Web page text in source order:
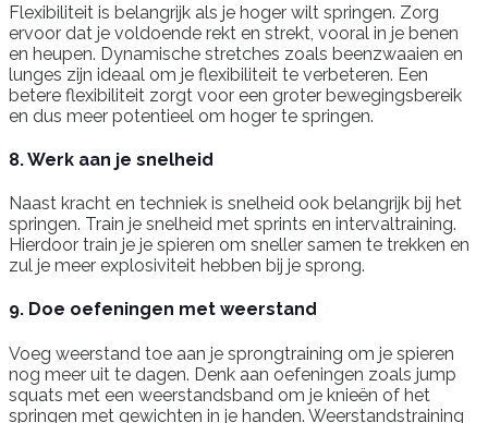
Flexibiliteit is belangrijk als je hoger wilt springen. Zorg
ervoor dat je voldoende rekt en strekt, vooral in je benen
en heupen. Dynamische stretches zoals beenzwaaien en
lunges zijn ideaal om je flexibiliteit te verbeteren. Een
betere flexibiliteit zorgt voor een groter bewegingsbereik
en dus meer potentieel om hoger te springen.
8. Werk aan je snelheid
Naast kracht en techniek is snelheid ook belangrijk bij het
springen. Train je snelheid met sprints en intervaltraining.
Hierdoor train je je spieren om sneller samen te trekken en
zul je meer explosiviteit hebben bij je sprong.
9. Doe oefeningen met weerstand
Voeg weerstand toe aan je sprongtraining om je spieren
nog meer uit te dagen. Denk aan oefeningen zoals jump
squats met een weerstandsband om je knieën of het
springen met gewichten in je handen. Weerstandstraining